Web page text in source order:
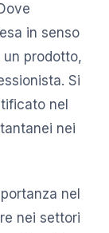
in senso
un prodotto,
Si
nel
nei
nel
nei settori